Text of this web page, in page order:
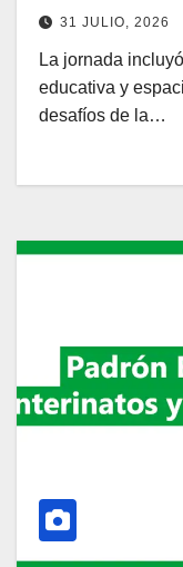
31 JULIO, 2026
La jornada
educativa y
desafíos de la…